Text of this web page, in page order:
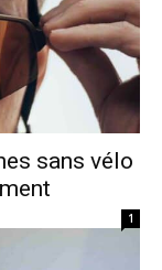
sans vélo
1